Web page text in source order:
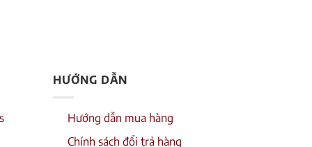
HƯỚNG DẪN
Hướng dẫn mua hàng
Chính sách đổi trả hàng